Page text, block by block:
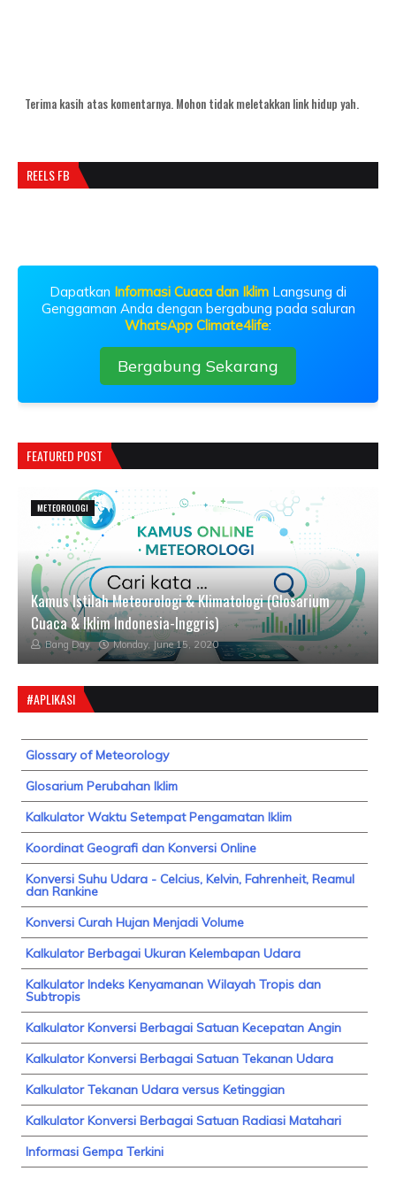
Terima kasih atas komentarnya. Mohon tidak meletakkan link hidup yah.
REELS FB
Dapatkan Informasi Cuaca dan Iklim Langsung di
Genggaman Anda dengan bergabung pada saluran
WhatsApp Climate4life:
Bergabung Sekarang
FEATURED POST
METEOROLOGI
Kamus Istilah Meteorologi & Klimatologi (Glosarium
Cuaca & Iklim Indonesia-Inggris)
Bang Day Monday, June 15, 2020
#APLIKASI
Glossary of Meteorology
Glosarium Perubahan Iklim
Kalkulator Waktu Setempat Pengamatan Iklim
Koordinat Geografi dan Konversi Online
Konversi Suhu Udara - Celcius, Kelvin, Fahrenheit, Reamul
dan Rankine
Konversi Curah Hujan Menjadi Volume
Kalkulator Berbagai Ukuran Kelembapan Udara
Kalkulator Indeks Kenyamanan Wilayah Tropis dan
Subtropis
Kalkulator Konversi Berbagai Satuan Kecepatan Angin
Kalkulator Konversi Berbagai Satuan Tekanan Udara
Kalkulator Tekanan Udara versus Ketinggian
Kalkulator Konversi Berbagai Satuan Radiasi Matahari
Informasi Gempa Terkini